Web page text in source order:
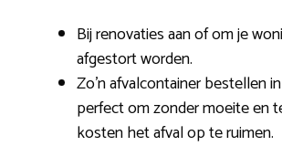
Bij renovaties aan of om je
afgestort worden.
Zo’n afvalcontainer bestellen
perfect om zonder moeite en
kosten het afval op te ruimen.